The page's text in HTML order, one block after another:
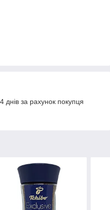
за рахунок покупця